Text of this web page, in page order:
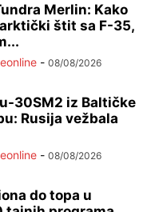
Merlin: Kako
štit sa F-35,
- 08/08/2026
30SM2 iz Baltičke
Rusija vežbala
- 08/08/2026
do topa u